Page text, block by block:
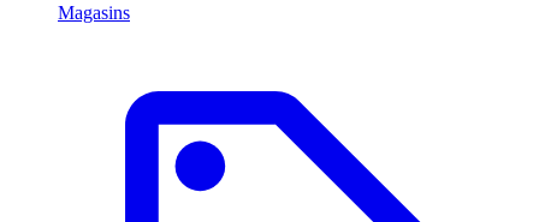
Magasins